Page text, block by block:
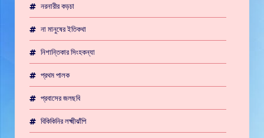
নরনারীর কড়চা
না মানুষের ইতিকথা
নিশান্তিকার সিংহকন্যা
প্রথম পালক
প্রবাসের জলছবি
বিকিকিনির লক্ষ্মীঝাঁপি